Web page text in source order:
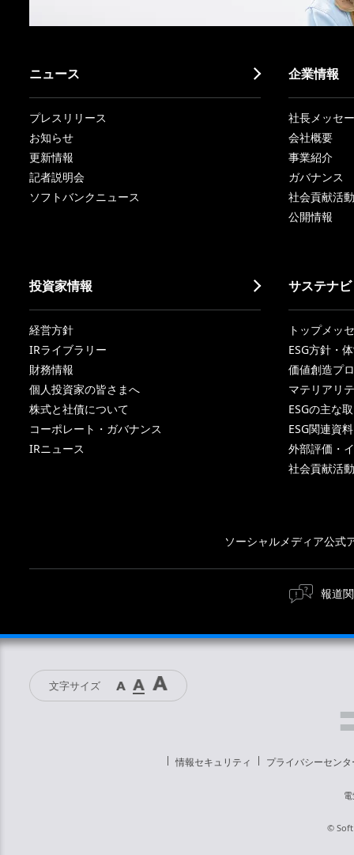
ニュース
プレスリリース
お知らせ
更新情報
記者説明会
ソフトバンクニュース
企業情報
社長メッセ
会社概要
事業紹介
ガバナンス
社会貢献活
公開情報
投資家情報
経営方針
IRライブラリー
財務情報
個人投資家の皆さまへ
株式と社債について
コーポレート・ガバナンス
IRニュース
サステナ
トップメッ
ESG方針・
価値創造プ
マテリアリ
ESGの主な
ESG関連資料
外部評価・
社会貢献活
ソーシャルメディア公式
報道
文字サイズ
情報セキュリティ プライバシーセンタ
©